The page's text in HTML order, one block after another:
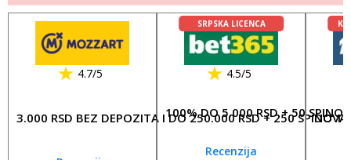
4.7/5
3.000 RSD BEZ DEPOZITA I DO 250.000 RSD + 250 SPINOVA
SRPSKA LICENCA
4.5/5
100% DO 5.000 RSD + 50
Recenzija
DO